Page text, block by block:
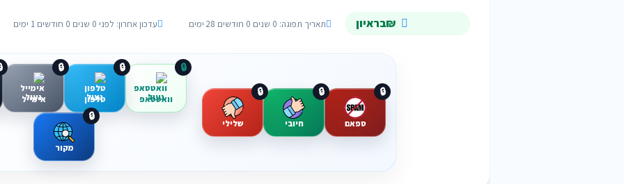
₪בראיון תאריך תפוגה: 0 שנים 0 חודשים 28 ימים עדכון אחרון: לפני 0 שנים 0 חודשים 1 ימים
ספאם
🔒
חיובי
🔒
שלילי
🔒
וואטסאפ
🔒
טלפון
🔒
אימייל
🔒
מקור
🔒